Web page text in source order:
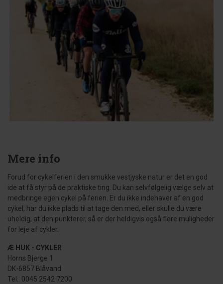
Mere info
Forud for cykelferien i den smukke vestjyske natur er det en god
ide at få styr på de praktiske ting. Du kan selvfølgelig vælge selv at
medbringe egen cykel på ferien. Er du ikke indehaver af en god
cykel, har du ikke plads til at tage den med, eller skulle du være
uheldig, at den punkterer, så er der heldigvis også flere muligheder
for leje af cykler.
Æ HUK - CYKLER
Horns Bjerge 1
DK-6857 Blåvand
Tel.: 0045 2542 7200